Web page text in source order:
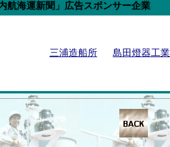
」広告スポンサー企業
三浦造船所 島田燈器工業